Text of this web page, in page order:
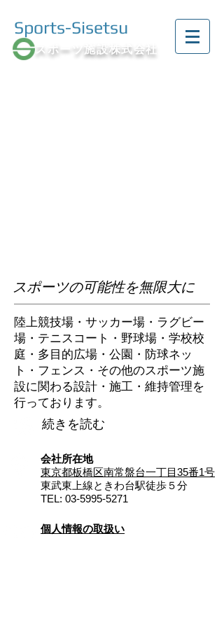
Sports-Sisetsu
スポーツ施設株式会社
スポーツの可能性を無限大に
陸上競技場・サッカー場・ラグビー
場・テニスコート・野球場・学校校
庭・多目的広場・公園・防球ネッ
ト・フェンス・その他のスポーツ施
設に関わる設計・施工・維持管理を
行っております。
続きを読む
会社所在地
東京都板橋区南常盤台一丁目35番1号
東武東上線ときわ台駅徒歩５分
TEL: 03-5995-5271
個人情報の取扱い